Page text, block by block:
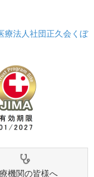
療法人社団正久会くぼ
機関の皆様へ